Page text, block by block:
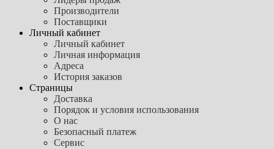
Производители
Поставщики
Личный кабинет
Личный кабинет
Личная информация
Адреса
История заказов
Страницы
Доставка
Порядок и условия использования
О нас
Безопасный платеж
Сервис